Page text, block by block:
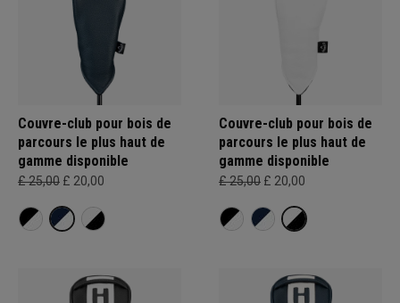
Couvre-club pour bois de
parcours le plus haut de
gamme disponible
£ 25,00 £ 20,00
Couvre-club pour bois de
parcours le plus haut de
gamme disponible
£ 25,00 £ 20,00